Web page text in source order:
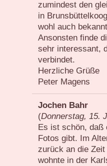
zumindest den
in
wohl auch
Ansonsten finde
sehr interessant,
verbindet.
Herzliche Grüße
Peter Magens
Jochen Bahr
(Donnerstag, 15.
Es ist schön, daß
Fotos gibt. Im
zurück an die
wohnte in der